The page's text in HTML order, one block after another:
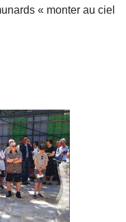
« monter au ciel